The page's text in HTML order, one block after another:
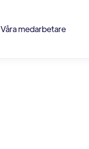
Våra medarbetare